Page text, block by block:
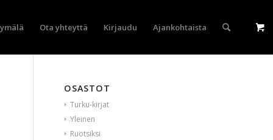
Ota yhteyttä Kirjaudu Ajankohtaista
OSASTOT
Turku-kirjat
Yleinen
Ruotsiksi